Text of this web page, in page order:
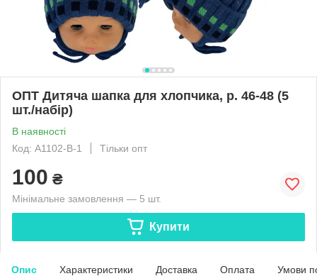
ОПТ Дитяча шапка для хлопчика, р. 46-48 (5
шт./набір)
В наявності
Код: A1102-B-1
Тільки опт
100 ₴
Мінімальне замовлення — 5 шт.
Купити
Опис Характеристики Доставка Оплата Умови